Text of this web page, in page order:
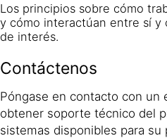
Los principios sobre cómo
y cómo interactúan entre sí y
de interés.
Contáctenos
Póngase en contacto con un
obtener soporte técnico del
sistemas disponibles para su